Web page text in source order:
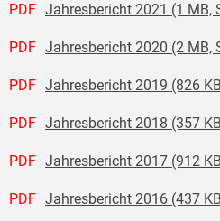
PDF Jahresbericht 2021 (1 MB,
PDF Jahresbericht 2020 (2 MB,
PDF Jahresbericht 2019 (826
PDF Jahresbericht 2018 (357
PDF Jahresbericht 2017 (912
PDF Jahresbericht 2016 (437